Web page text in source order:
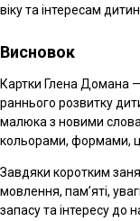
віку та інтересам
Висновок
Картки Глена Домана
раннього розвитку
малюка з новими
кольорами, формами,
Завдяки коротким
мовлення, пам’яті,
запасу та інтересу до